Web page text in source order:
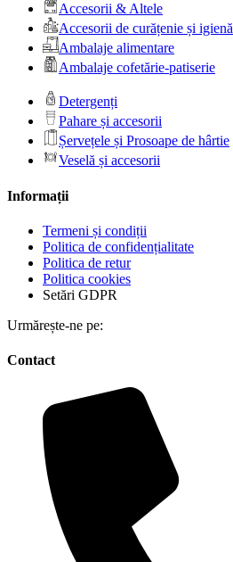
Accesorii & Altele
Accesorii de curățenie și igienă
Ambalaje alimentare
Ambalaje cofetărie-patiserie
Detergenți
Pahare și accesorii
Șervețele și Prosoape de hârtie
Veselă și accesorii
Informații
Termeni și condiții
Politica de confidențialitate
Politica de retur
Politica cookies
Setări GDPR
Urmărește-ne pe:
Contact